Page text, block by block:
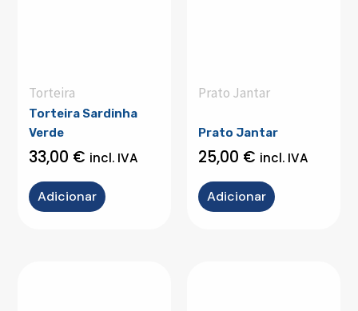
Torteira
Torteira Sardinha
Verde
33,00 € incl. IVA
Adicionar
Prato Jantar
Prato Jantar
25,00 € incl. IVA
Adicionar